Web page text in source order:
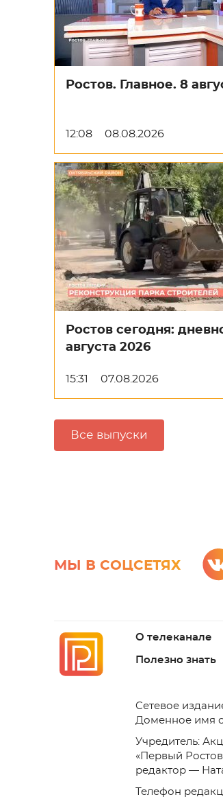
Ростов. Главное. 8
12:08 08.08.2026
Ростов сегодня:
августа 2026
15:31 07.08.2026
Все выпуски
МЫ В СОЦСЕТЯХ
О телеканале
Полезно знать
Cетевое
Доменное имя
Учредитель:
«Первый
редактор —
Телефон